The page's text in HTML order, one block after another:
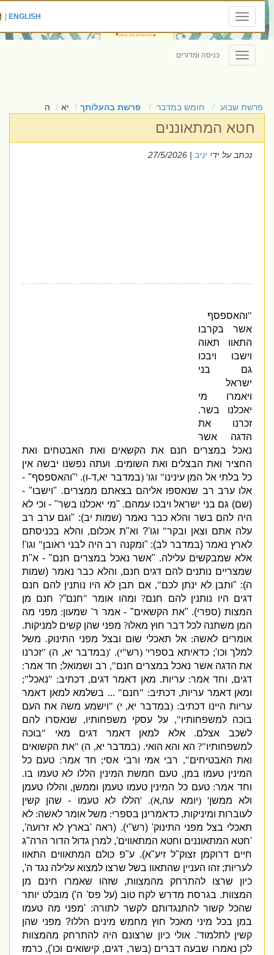
Toggle
navigation
ENGLISH
|
Toggle
navigation
כניסה ומדורים
פרשת שבוע חומש במדבר פרשת בהעלותך יא ה
חטא המתאוננים
נכתב על ידייניב| 27/5/2026
והאספסף
אשר בקרבו
התאוו תאוה
וישבו ויבכו
גם בני
ישראל
ויאמרו מי
יאכלנו בשר.
זכרנו את
הדגה אשר
נאכל במצרים חנם את הקשאים ואת האבטחים ואת
החציר ואת הבצלים ואת השומים.ועתה נפשנו יבשה אין
כל בלתי אל המן עינינו"וגו ' (במדבר יא ,ד-ו). '
"והאספסף" -
אלו ערב רב שנאספו אליהם בצאתם ממצרים.
"וישבו" -
שם)גם בני ישראל ויבכו עמהם.
"מי יאכלנו בשר" -וכי לא
היה להם בשר והלא כבר נאמר(שמות יב ): "וגם ערב רב
עלה אתם וצאן ובקר"וגו '?וא "ת אכלום,והלא בכניסתם
לארץ נאמר(במדבר לב): "ומקנה רב היה לבני ראובן"וגו '!
אלא שמבקשים עלילה.
"אשר נאכל במצרים חנם" - א "ת
שמצריים נותנים להם דגים חנם,והלא כבר נאמר(שמות
): "ותבן לא ינתן לכם",אם תבן לא היו נותנין להם חנם
דגים היו נותנין להם חנם?ומהו אומר" חנם”?חנם מן
המצות(ספרי).
"את הקשאים" - אמר ר'שמעון:מפני מה
המן משתנה לכל דבר חוץ מאלו?מפני שהן קשים למניקות.
אומרים לאשה:אל תאכלי שום ובצל מפני התינוק.משל
למלך וכו';כדאיתא בספרי' (רש"י).
'
(במדבר יא ,ה "זכרנו
את הדגה אשר נאכל במצרים חנם",רב ושמואל;חד אמר:
דגים,וחד אמר:עריות.מאן דאמר דגים,דכתיב: "נאכל";
ומאן דאמר עריות,דכתיב: "חנם" ...בשלמא למאן דאמר
עריות היינו דכתיב:
(במדבר יא ,י)
"וישמע משה את העם
בוכה למשפחותיו",על עסקי משפחותיו,שנאסרו להם
לשכב אצלם. אלא למאן דאמר דגים מאי
בוכה
למשפחותיו"?הא והא הואי.
(במדבר יא ,ה "את הקשואים
ואת האבטיחים",רבי אמי ורבי אסי;חד אמר:טעם כל
המינין טעמו במן,טעם חמשת המינין הללו לא טעמו בו .
וחד אמר:טעם כל המינין טעמו טעמן וממשן,והללו טעמן
ולא ממשן' ( יומא עה,א). 'הללו לא טעמו- שהן קשין
לעוברות ומיניקות,כדאמרינן בספרי:משל אומר לאשה:לא
תאכלי בצל מפני התינוק' (רש"י). (ראה'בארץ לא זרועה',
חטא המתאוננים וחטא המתאווים',למרן גדול הדור הרה"ג
חיים דרוקמן זצוק"ל זיע"א).ע פ כולם המתאווים התאוו
לעריות;זהו העניין שהתאוו בשל שרצו למצוא עלילה נגד ה',
כיון שרצו להתרחק מהמצוות,שזהו שאמרו חינם מן
המצוות.בגרסת מדרש לקח טוב(על פס'ה ')מובלט יותר
שהכל קשור להתנגדותם לקשר לתורה: 'מפני מה טעמו
במן בכל מיני מאכל חוץ מחמש מינים הללו?מפני שהן
קשין לתלמוד'.אולי כיון שרצונם היה להתרחק מהמצוות
לכן נאמרו שבעה דברים(בשר,דגים,קישואים וכו '),כרמז